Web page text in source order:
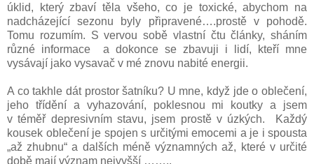
úklid, který zbaví těla všeho, co je toxické, abychom na
nadcházející sezonu byly připravené….prostě v pohodě.
Tomu rozumím. S vervou sobě vlastní čtu články, sháním
různé informace a dokonce se zbavuji i lidí, kteří mne
vysávají jako vysavač v mé znovu nabité energii.
A co takhle dát prostor šatníku? U mne, když jde o oblečení,
jeho třídění a vyhazování, poklesnou mi koutky a jsem
v téměř depresivním stavu, jsem prostě v úzkých. Každý
kousek oblečení je spojen s určitými emocemi a je i spousta
„až zhubnu“ a dalších méně významných až, které v určité
době mají význam nejvyšší ……..